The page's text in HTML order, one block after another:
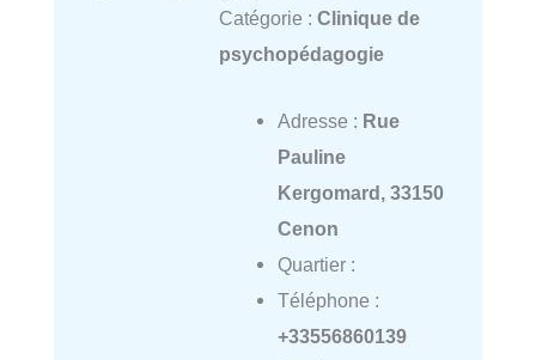
Catégorie : Clinique de
psychopédagogie
Adresse : Rue
Pauline
Kergomard, 33150
Cenon
Quartier :
Téléphone :
+33556860139